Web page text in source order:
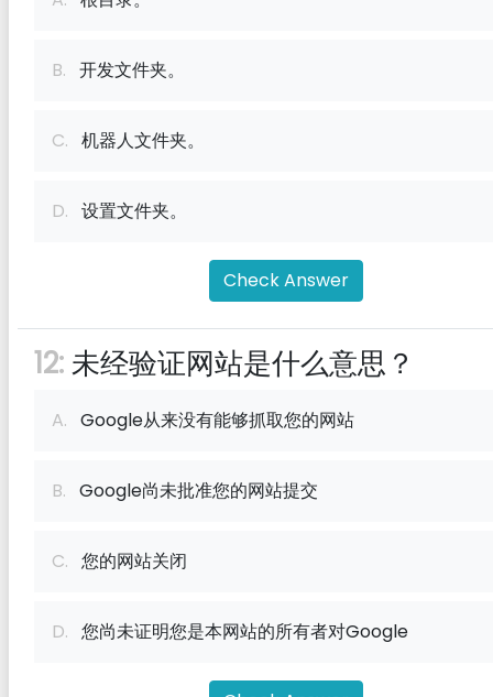
B. 开发文件夹。
C. 机器人文件夹。
D. 设置文件夹。
Check Answer
12:未经验证网站是什么意思？
A. Google从来没有能够抓取您的网站
B. Google尚未批准您的网站提交
C. 您的网站关闭
D. 您尚未证明您是本网站的所有者对Google